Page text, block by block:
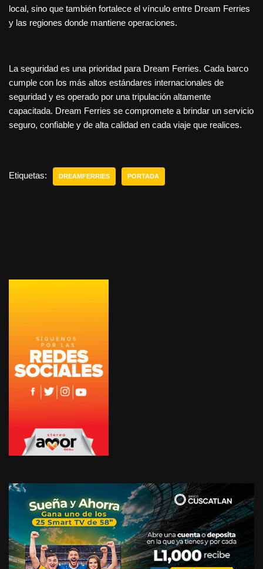
local, sino que también fortalece el vínculo entre Dream Ferries
y las regiones donde mantiene operaciones.
La seguridad es una prioridad para Dream Ferries. Cada barco
cumple con los más altos estándares internacionales de
seguridad y es operado por una tripulación altamente
capacitada. Dream Ferries se compromete a brindar un servicio
seguro, confiable y de alta calidad en cada viaje que realices.
Etiquetas: DREAMFERRIES PORTADA